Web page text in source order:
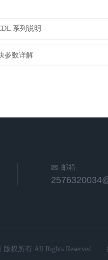
系列说明
参数详解
邮箱
权所有 All Rights Reserved.